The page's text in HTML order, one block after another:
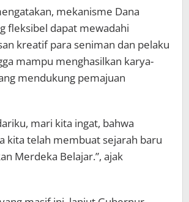
mekanisme Dana
fleksibel dapat mewadahi
kreatif para seniman dan pelaku
mampu menghasilkan karya-
mendukung pemajuan
mari kita ingat, bahwa
kita telah membuat sejarah baru
Merdeka Belajar.”, ajak